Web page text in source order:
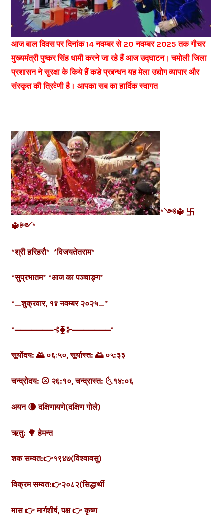
आज बाल दिवस पर दिनांक 14 नवम्बर से 20 नवम्बर 2025 तक गौचर
मुख्यमंत्री पुष्कर सिंह धामी करने जा रहे हैं आज उद्घाटन। चमोली जिला
प्रशासन ने सुरक्षा के किये हैं कडे प्रबन्धन यह मेला उद्योग व्यापार और
संस्कृत की त्रिवेणी है। आपका सब का हार्दिक स्वागत
*༺🔱 卐
🔱༻*
*श्री हरिहरौ* *विजयतेतराम*
*सुप्रभातम* *आज का पञ्चाङ्ग*
*_शुक्र‌‌वार, १४ नवम्बर २०२५_*
*═══════⊰⧱⊱═══════*
सूर्योदय: 🌄 ०६:५०,सूर्यास्त: 🌅 ०५:३३
चन्द्रोदय: 🌝 २६:१०,चन्द्रास्त: 🌜१४:०६
अयन 🌘 दक्षिणायणे(दक्षिण गोले)
ऋतु: 🌳 हेमन्त
शक सम्वत:👉१९४७(विश्वावसु)
विक्रम सम्वत:👉२०८२(सिद्धार्थी
मास 👉 मार्गशीर्ष,पक्ष 👉 कृष्ण